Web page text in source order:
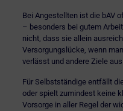
Bei Angestellten ist die bAV
– besonders bei gutem
nicht, dass sie allein
Versorgungslücke, wenn
verlässt und andere Ziele
Für Selbstständige entfällt
oder spielt zumindest keine
Vorsorge in aller Regel der